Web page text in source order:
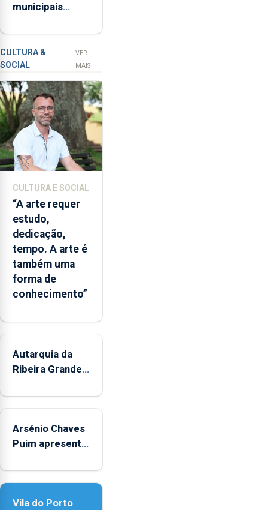
suspeito
crimes
de
coação
sexual
e
tentativa
de
violação
da
prima
de
26
anos,
na
ilha
de
São
Miguel,
nos
revelou
Policia
Judiciária.
municipais
sábados em
agosto
CULTURA &
SOCIAL
VER
MAIS
CULTURA E SOCIAL
“A arte requer
estudo,
dedicação,
tempo. A arte é
também uma
forma de
conhecimento”
Autarquia da
Ribeira Grande
iniciativa
Verão"
Arsénio Chaves
Puim apresenta
Biblioteca de
Vila do Porto